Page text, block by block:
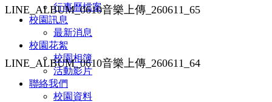
行事曆檔案
校園訊息
最新消息
校園花絮
校園相簿
活動影片
聯絡我們
校園資料
LINE_ALBUM_0610音樂上傳_260611_65
LINE_ALBUM_0610音樂上傳_260611_64